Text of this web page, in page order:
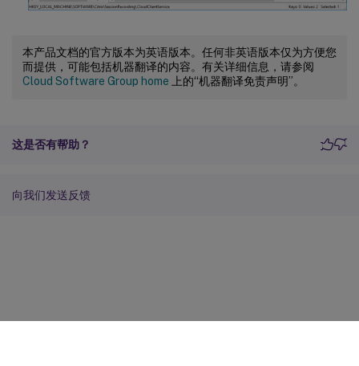
本产品文档的官方版本为英语版本。任何非英语版本仅为方便您
而提供，可能包括机器翻译的内容。有关详细信息，请参阅
Cloud Software Group home 上的“机器翻译免责声明”。
这是否有帮助？
向我们发送反馈